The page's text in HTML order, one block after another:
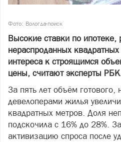
Фото: Вологда-поиск
Высокие ставки по ипотеке,
нераспроданных
интереса к строящимся
цены, считают эксперты
За пять лет объём готового,
девелоперами жилья
квадратных метров. Доля
подскочила с 16% до 28%.
активизацию спроса после